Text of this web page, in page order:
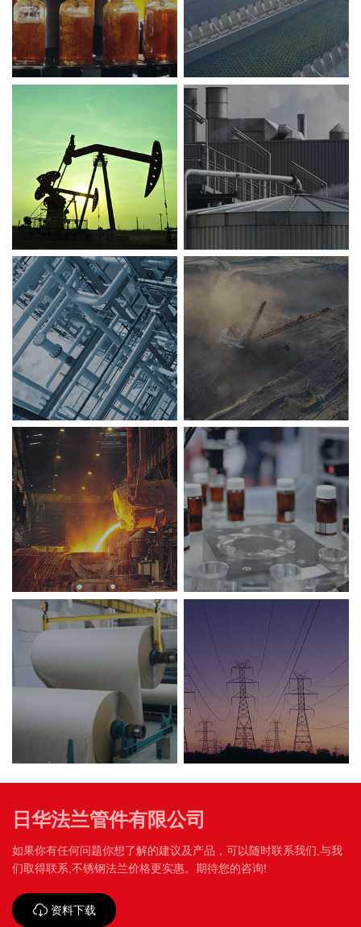
石
油
化
工
chemical
天
然
气
采
矿
mining
冶
金
制
药
medicines
造
纸
电
力
power
日华法兰管件有限公司
如果你有任何问题你想了解的建议及产品，可以随时联系我们,与我
们取得联系,不锈钢法兰价格更实惠。期待您的咨询!
资料下载